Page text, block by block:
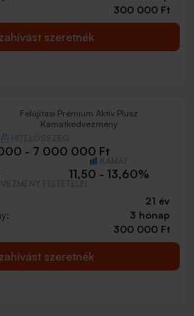
300 000 Ft
szeretnék
Felújítási Prémium Aktív Plusz
Kamatkedvezmény
- 7 000 000 Ft
11,50 - 13,60%
21 év
3 hónap
300 000 Ft
szeretnék